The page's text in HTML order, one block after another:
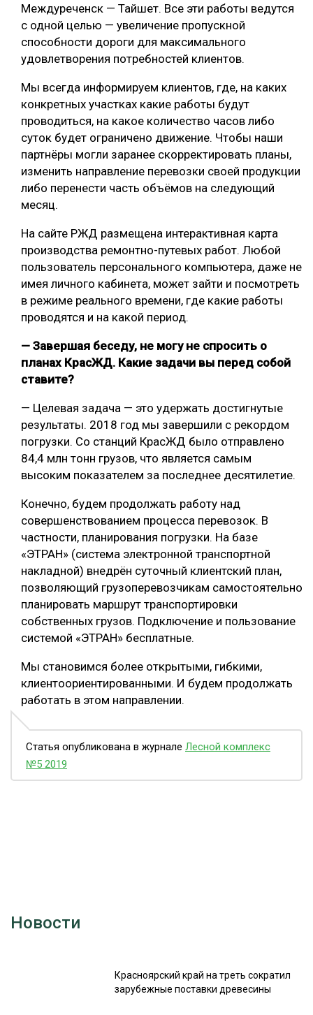
Междуреченск — Тайшет. Все эти работы ведутся
с одной целью — увеличение пропускной
способности дороги для максимального
удовлетворения потребностей клиентов.
Мы всегда информируем клиентов, где, на каких
конкретных участках какие работы будут
проводиться, на какое количество часов либо
суток будет ограничено движение. Чтобы наши
партнёры могли заранее скорректировать планы,
изменить направление перевозки своей продукции
либо перенести часть объёмов на следующий
месяц.
На сайте РЖД размещена интерактивная карта
производства ремонтно-путевых работ. Любой
пользователь персонального компьютера, даже не
имея личного кабинета, может зайти и посмотреть
в режиме реального времени, где какие работы
проводятся и на какой период.
— Завершая беседу, не могу не спросить о
планах КрасЖД. Какие задачи вы перед собой
ставите?
— Целевая задача — это удержать достигнутые
результаты. 2018 год мы завершили с рекордом
погрузки. Со станций КрасЖД было отправлено
84,4 млн тонн грузов, что является самым
высоким показателем за последнее десятилетие.
Конечно, будем продолжать работу над
совершенствованием процесса перевозок. В
частности, планирования погрузки. На базе
«ЭТРАН» (система электронной транспортной
накладной) внедрён суточный клиентский план,
позволяющий грузоперевозчикам самостоятельно
планировать маршрут транспортировки
собственных грузов. Подключение и пользование
системой «ЭТРАН» бесплатные.
Мы становимся более открытыми, гибкими,
клиентоориентированными. И будем продолжать
работать в этом направлении.
Статья опубликована в журнале Лесной комплекс
№5 2019
Новости
Красноярский край на треть сократил
зарубежные поставки древесины